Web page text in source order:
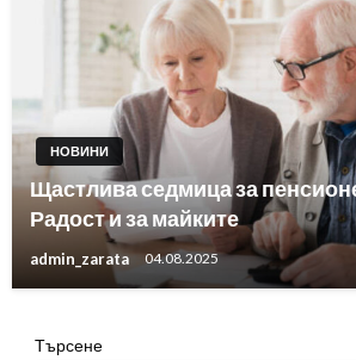
НОВИНИ
Щастлива седмица за
Радост и за майките
admin_zarata 04.08.2025
Търсене